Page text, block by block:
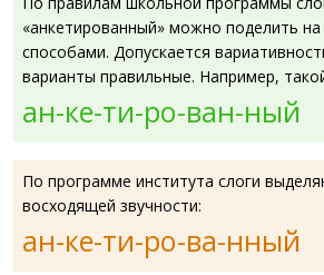
«анкетированный» можно поделить
способами. Допускается
варианты правильные. Например,
ан-ке-ти-ро-ван-ный
По программе института слоги
восходящей звучности:
ан-ке-ти-ро-ва-нный